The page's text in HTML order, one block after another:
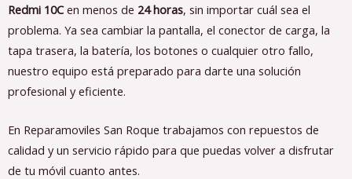
Redmi 10Cen menos de 24 horas, sin importar cuál sea el
problema. Ya sea cambiar la pantalla, el conector de carga, la
tapa trasera, la batería, los botones o cualquier otro fallo,
nuestro equipo está preparado para darte una solución
profesional y eficiente.
En Reparamoviles San Roque trabajamos con repuestos de
calidad y un servicio rápido para que puedas volver a disfrutar
de tu móvil cuanto antes.